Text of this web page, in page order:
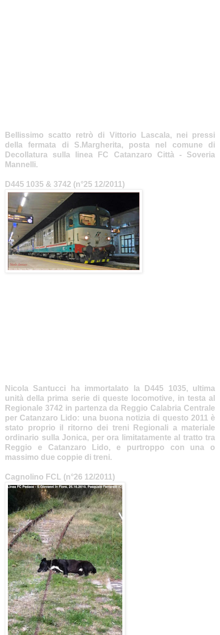
Bellissimo scatto retrò di Vittorio Lascala, nei pressi
della fermata di S.Margherita, posta nel comune di
Decollatura sulla linea FC Catanzaro Città - Soveria
Mannelli.
D445 1035 & 3742 (n°25 12/2011)
Nicola Santucci ha immortalato la D445 1035, ultima
unità della prima serie di queste locomotive, in testa al
Regionale 3742 in partenza da Reggio Calabria Centrale
per Catanzaro Lido: una buona notizia di questo 2011 è
stato proprio il ritorno dei treni Regionali a materiale
ordinario sulla Jonica, per ora limitatamente al tratto tra
Reggio e Catanzaro Lido, e purtroppo con una o
massimo due coppie di treni.
Cagnolino FCL (n°26 12/2011)